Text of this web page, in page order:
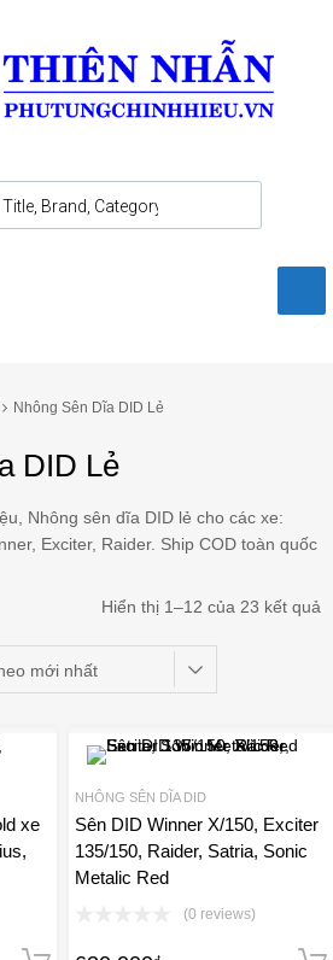
Nhông Sên Dĩa DID Lẻ
DID Lẻ
Nhông sên dĩa DID lẻ cho các xe:
Exciter, Raider. Ship COD toàn quốc
Hiển thị 1–12 của 23 kết quả
xe
NHÔNG SÊN DĨA DID
Sên DID Winner X/150, Exciter
135/150, Raider, Satria, Sonic
Metalic Red
(0 reviews)